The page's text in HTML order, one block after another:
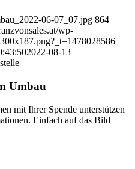
06-07_07.jpg 864
wp-
2022-08-13
Umbau
mit Ihrer Spende unterstützen
Einfach auf das Bild